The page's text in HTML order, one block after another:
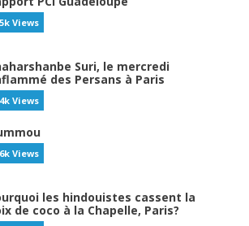
Views
Suri, le mercredi
des Persans à Paris
Views
Views
les hindouistes cassent la
de coco à la Chapelle, Paris?